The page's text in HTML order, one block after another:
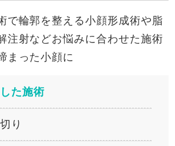
で輪郭を整える小顔形成術や脂
注射などお悩みに合わせた施術
まった小顔に
た施術
り